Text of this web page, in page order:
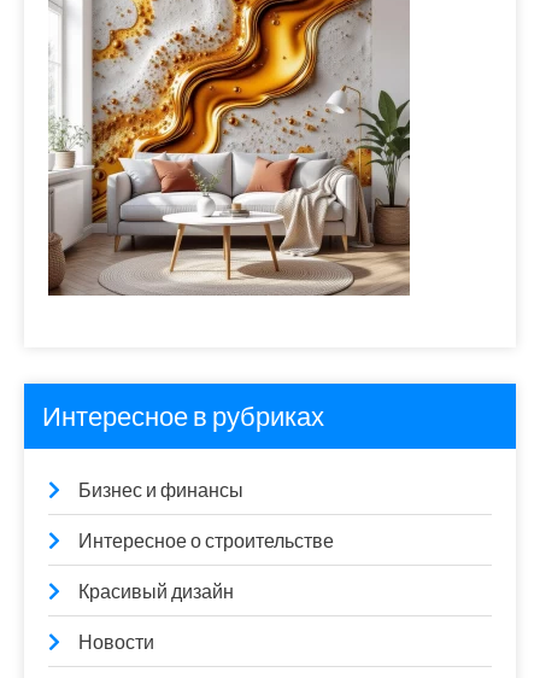
Интересное в рубриках
Бизнес и финансы
Интересное о строительстве
Красивый дизайн
Новости